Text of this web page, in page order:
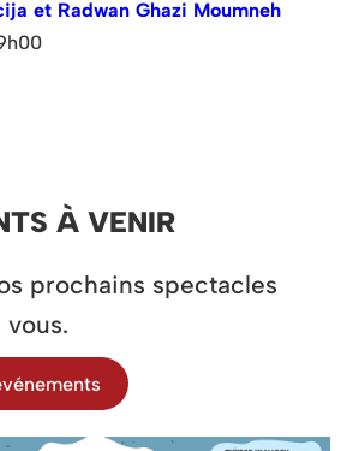
et Radwan Ghazi Moumneh
À VENIR
prochains spectacles